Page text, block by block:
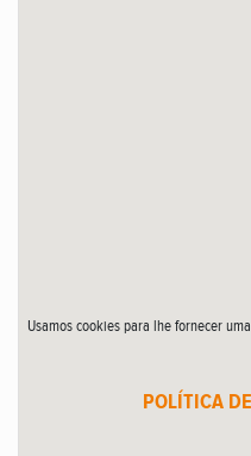
Usamos cookies para lhe fornecer
POLÍTICA